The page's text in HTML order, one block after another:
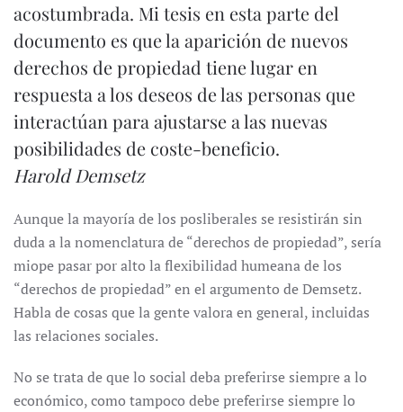
acostumbrada. Mi tesis en esta parte del
documento es que la aparición de nuevos
derechos de propiedad tiene lugar en
respuesta a los deseos de las personas que
interactúan para ajustarse a las nuevas
posibilidades de coste-beneficio.
Harold Demsetz
Aunque la mayoría de los posliberales se resistirán sin
duda a la nomenclatura de “derechos de propiedad”, sería
miope pasar por alto la flexibilidad humeana de los
“derechos de propiedad” en el argumento de Demsetz.
Habla de cosas que la gente valora en general, incluidas
las relaciones sociales.
No se trata de que lo social deba preferirse siempre a lo
económico, como tampoco debe preferirse siempre lo